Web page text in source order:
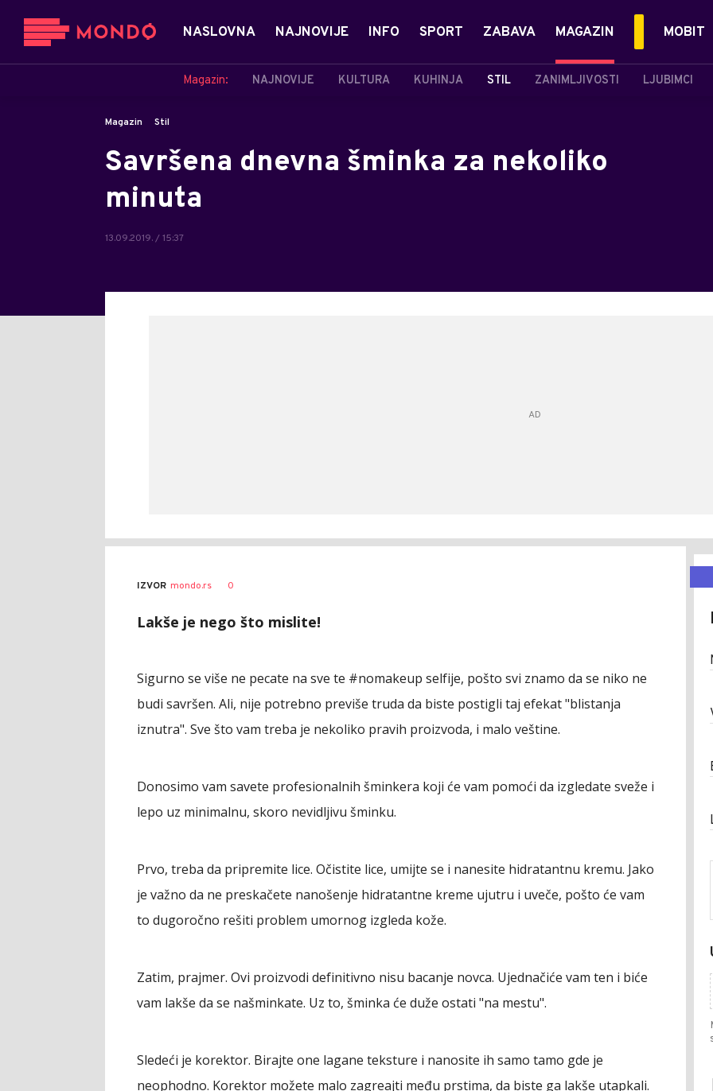
NASLOVNA NAJNOVIJE INFO SPORT ZABAVA MAGAZIN
Magazin: NAJNOVIJE KULTURA KUHINJA STIL ZANIMLJIVOSTI LJUBIMCI
MOBIT
Magazin Stil
Savršena dnevna šminka za nekoliko
minuta
13.09.2019. / 15:37
IZVOR mondo.rs 0
Lakše je nego što mislite!
Sigurno se više ne pecate na sve te #nomakeup selfije, pošto svi znamo da se niko ne
budi savršen. Ali, nije potrebno previše truda da biste postigli taj efekat "blistanja
iznutra". Sve što vam treba je nekoliko pravih proizvoda, i malo veštine.
Donosimo vam savete profesionalnih šminkera koji će vam pomoći da izgledate sveže i
lepo uz minimalnu, skoro nevidljivu šminku.
Prvo, treba da pripremite lice. Očistite lice, umijte se i nanesite hidratantnu kremu. Jako
je važno da ne preskačete nanošenje hidratantne kreme ujutru i uveče, pošto će vam
to dugoročno rešiti problem umornog izgleda kože.
Zatim, prajmer. Ovi proizvodi definitivno nisu bacanje novca. Ujednačiće vam ten i biće
vam lakše da se našminkate. Uz to, šminka će duže ostati "na mestu".
Sledeći je korektor. Birajte one lagane teksture i nanosite ih samo tamo gde je
neophodno. Korektor možete malo zagreajti među prstima, da biste ga lakše utapkali.